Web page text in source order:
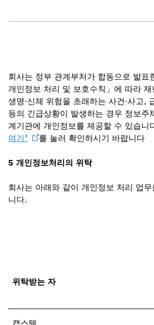
회사는 정부 관계부처가 합동으로 발표
개인정보 처리 및 보호수칙」에 따라
생명·신체 위험을 초래하는 사건·사고,
등의 긴급상황이 발생하는 경우 정보주
계기관에 개인정보를 제공할 수 있습니
여기*
를 눌러 확인하시기 바랍니다
5 개인정보처리의 위탁
회사는 아래와 같이 개인정보 처리 업
니다.
위탁받는 자